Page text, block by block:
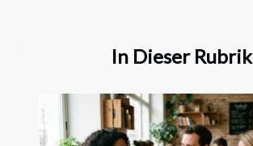
In Dieser Rubrik